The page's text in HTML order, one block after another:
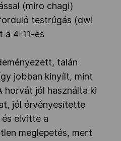
(miro chagi)
testrúgás (dwi
a 4-11-es
talán
jobban kinyílt, mint
horvát jól használta ki
jól érvényesítette
elvitte a
meglepetés, mert